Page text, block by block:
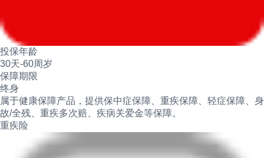
投保年龄
30天-60周岁
保障期限
终身
属于健康保障产品，提供保中症保障、重疾保障、轻症保障、身
故/全残、重疾多次赔、疾病关爱金等保障。
重疾险